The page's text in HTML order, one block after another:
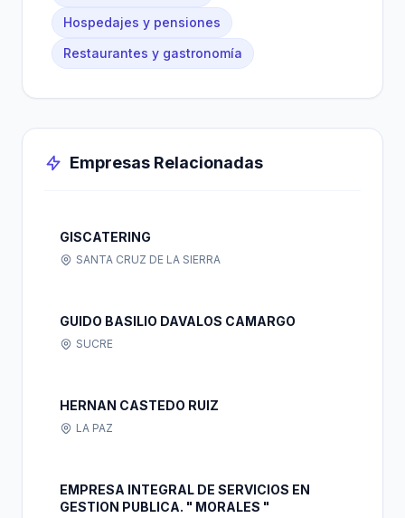
Hospedajes y pensiones
Restaurantes y gastronomía
Empresas Relacionadas
GISCATERING
SANTA CRUZ DE LA SIERRA
GUIDO BASILIO DAVALOS CAMARGO
SUCRE
HERNAN CASTEDO RUIZ
LA PAZ
EMPRESA INTEGRAL DE SERVICIOS EN
GESTION PUBLICA. " MORALES "